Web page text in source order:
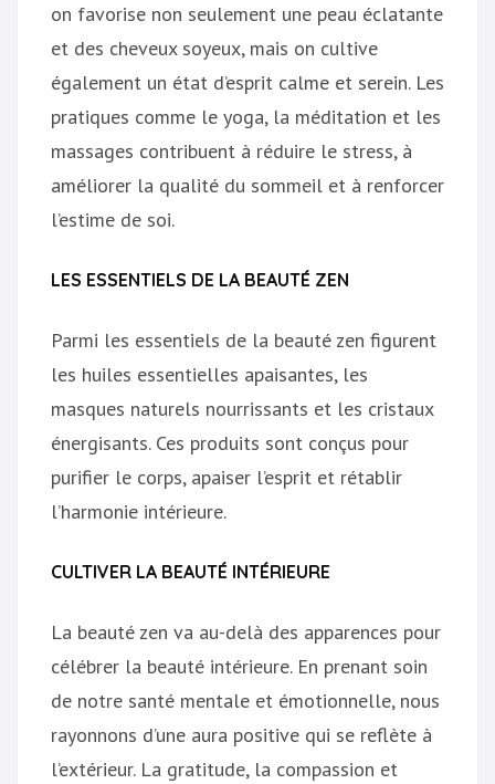
on favorise non seulement une peau éclatante
et des cheveux soyeux, mais on cultive
également un état d’esprit calme et serein. Les
pratiques comme le yoga, la méditation et les
massages contribuent à réduire le stress, à
améliorer la qualité du sommeil et à renforcer
l’estime de soi.
LES ESSENTIELS DE LA BEAUTÉ ZEN
Parmi les essentiels de la beauté zen figurent
les huiles essentielles apaisantes, les
masques naturels nourrissants et les cristaux
énergisants. Ces produits sont conçus pour
purifier le corps, apaiser l’esprit et rétablir
l’harmonie intérieure.
CULTIVER LA BEAUTÉ INTÉRIEURE
La beauté zen va au-delà des apparences pour
célébrer la beauté intérieure. En prenant soin
de notre santé mentale et émotionnelle, nous
rayonnons d’une aura positive qui se reflète à
l’extérieur. La gratitude, la compassion et